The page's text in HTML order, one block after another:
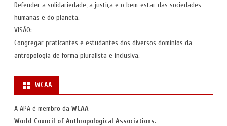
Defender a solidariedade, a justiça e o bem-estar das sociedades
humanas e do planeta.
VISÃO:
Congregar praticantes e estudantes dos diversos domínios da
antropologia de forma pluralista e inclusiva.
WCAA
A APA é membro da WCAA
World Council of Anthropological Associations.